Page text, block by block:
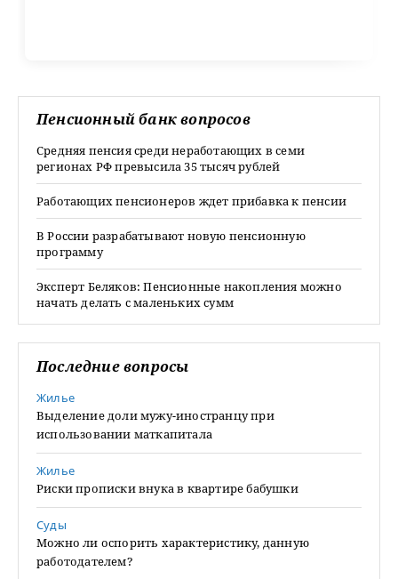
Пенсионный банк вопросов
Средняя пенсия среди неработающих в семи
регионах РФ превысила 35 тысяч рублей
Работающих пенсионеров ждет прибавка к пенсии
В России разрабатывают новую пенсионную
программу
Эксперт Беляков: Пенсионные накопления можно
начать делать с маленьких сумм
Последние вопросы
Жилье
Выделение доли мужу-иностранцу при
использовании маткапитала
Жилье
Риски прописки внука в квартире бабушки
Суды
Можно ли оспорить характеристику, данную
работодателем?